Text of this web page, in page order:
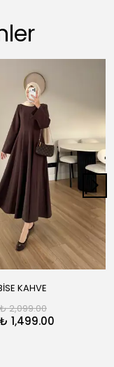
KAHVE
₺ 2,099.00
₺ 1,499.00